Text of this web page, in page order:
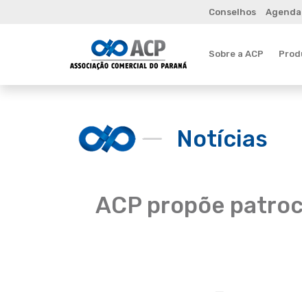
Conselhos Agenda
Sobre a ACP
Notícias
ACP propõe